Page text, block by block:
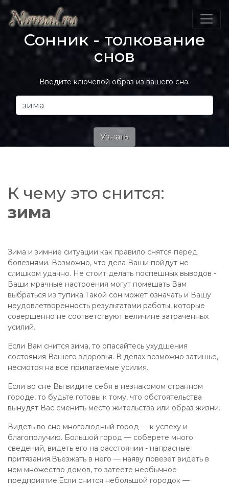
Сонник - толкование
снов
Введите ключевой образ из вашего сна:
К чему это снится:
зима
Зима и зимние ситуации как правило снятся перед
болезнями. Возможно, что дела Ваши пойдут не
слишком удачно. Не стоит делать поспешных выводов -
Ваши мрачные настроения могут помешать Вам
выбраться из тупика.Такой сон может означать и Вашу
неудовлетворенность результатами работы, которые
совершенно не соответствуют величине затраченных
усилий.
Если Вам снится зима, то опасайтесь ухудшения
состояния Вашего здоровья. В делах возможно затишье,
несмотря на все прилагаемые усилия.
Если во сне Вы видите себя в незнакомом странном
городе, то будьте готовы к тому, что обстоятельства
вынудят Вас сменить место жительства или образ жизни.
Видеть во сне многолюдный город — к успеху и
благополучию. Большой город — соберете много
сведений, видеть его на расстоянии - напрасные
притязания.Въезжать в него — наяву повезет видеть в
нем множество домов, то затеете необычное
предприятие.Если снится небольшой городок —